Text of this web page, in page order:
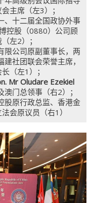
主席（左3）；
、十二届全国政协外事
控股（0880）公司顾
左2）；
限公司原副董事长，两
社团联会荣誉主席，
（左1）；
Mr Oludare Ezekiel
门总领事（右2）；
股原行政总监、香港金
会原议员（右1）